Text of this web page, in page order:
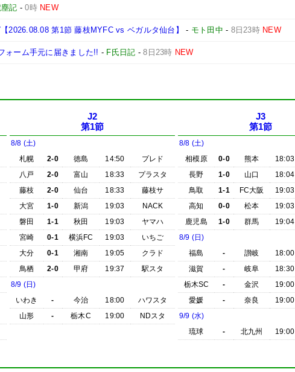
記 -0時 NEW
2026.08.08 第1節 藤枝MYFC vs ベガルタ仙台】 - モト田中 - 8日23時 NEW
ォーム手元に届きました!! - F氏日記 -8日23時 NEW
J2
第1節
8/8 (土)
札幌
2-0 徳島 14:50
プレド
八戸
2-0 富山 18:33
プラスタ
藤枝
2-0 仙台 18:33
藤枝サ
大宮
1-0 新潟 19:03
NACK
磐田
1-1 秋田 19:03
ヤマハ
宮崎
0-1 横浜FC 19:03
いちご
大分
0-1 湘南 19:05
クラド
鳥栖
2-0 甲府 19:37
駅スタ
8/9 (日)
いわき
- 今治 18:00
ハワスタ
山形
- 栃木C 19:00 NDスタ
J3
第1節
8/8 (土)
相模原
0-0 熊本 18:03
長野
1-0 山口 18:04
鳥取
1-1 FC大阪 19:03
高知
0-0 松本 19:03
鹿児島
1-0 群馬 19:04
8/9 (日)
福島
- 讃岐 18:00
滋賀
- 岐阜 18:30
栃木SC
- 金沢 19:00
愛媛
- 奈良 19:00
9/9 (水)
琉球
- 北九州 19:00